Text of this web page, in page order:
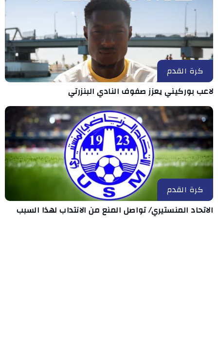
كرة القدم
لاعب بوركيني يعزز صفوف النادي البنزرتي
كرة القدم
الاتحاد المنستيري/ تواصل المنع من الانتداب لهذا السبب